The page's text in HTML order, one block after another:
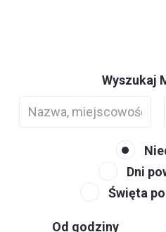
Wyszukaj
Dni
Święta
Od godziny